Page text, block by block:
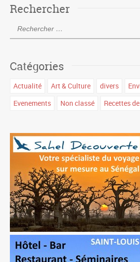
Rechercher
Catégories
Actualité Art & Culture divers
Evenements
Non classé Recettes